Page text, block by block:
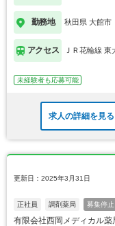
勤務地 秋田県 大館市
アクセス ＪＲ花輪線 東
未経験者も応募可能
求人の詳細を見る
更新日：2025年3月31日
正社員 調剤薬局 募集停止
有限会社西岡メディカル